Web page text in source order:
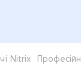
Nitrix